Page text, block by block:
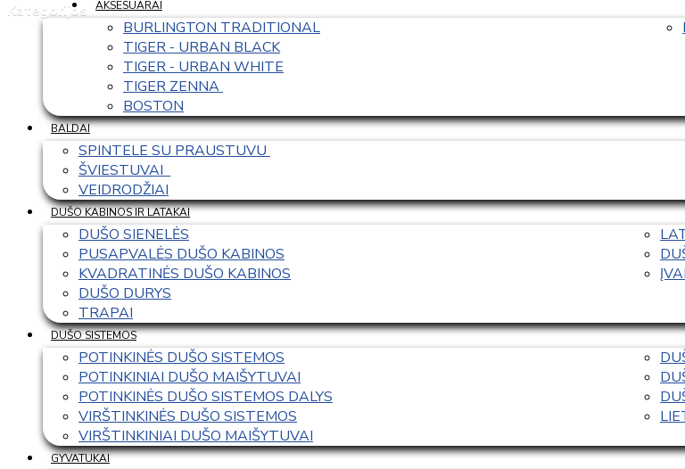
Kategorijos
AKSESUARAI
BURLINGTON TRADITIONAL
TIGER - URBAN BLACK
TIGER - URBAN WHITE
TIGER ZENNA
BOSTON
BALDAI
SPINTELE SU PRAUSTUVU
ŠVIESTUVAI
VEIDRODŽIAI
DUŠO KABINOS IR LATAKAI
DUŠO SIENELĖS
PUSAPVALĖS DUŠO KABINOS
KVADRATINĖS DUŠO KABINOS
DUŠO DURYS
TRAPAI
DUŠO SISTEMOS
POTINKINĖS DUŠO SISTEMOS
POTINKINIAI DUŠO MAIŠYTUVAI
POTINKINĖS DUŠO SISTEMOS DALYS
VIRŠTINKINĖS DUŠO SISTEMOS
VIRŠTINKINIAI DUŠO MAIŠYTUVAI
GYVATUKAI